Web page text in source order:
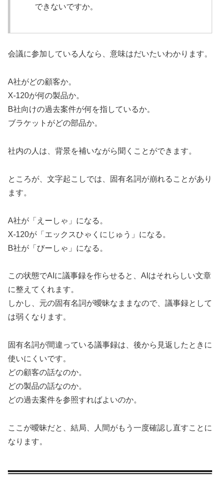
できないですか。
会議に参加している人なら、意味はだいたいわかります。
A社がどの顧客か。
X-120が何の製品か。
B社向けの過去案件が何を指しているか。
ブラケットがどの部品か。
社内の人は、背景を補いながら聞くことができます。
ところが、文字起こしでは、固有名詞が崩れることがあり
ます。
A社が「えーしゃ」になる。
X-120が「エックスひゃくにじゅう」になる。
B社が「びーしゃ」になる。
この状態でAIに議事録を作らせると、AIはそれらしい文章
に整えてくれます。
しかし、元の固有名詞が曖昧なままなので、議事録として
は弱くなります。
固有名詞が間違っている議事録は、後から見返したときに
使いにくいです。
どの顧客の話なのか。
どの製品の話なのか。
どの過去案件を参照すればよいのか。
ここが曖昧だと、結局、人間がもう一度確認し直すことに
なります。